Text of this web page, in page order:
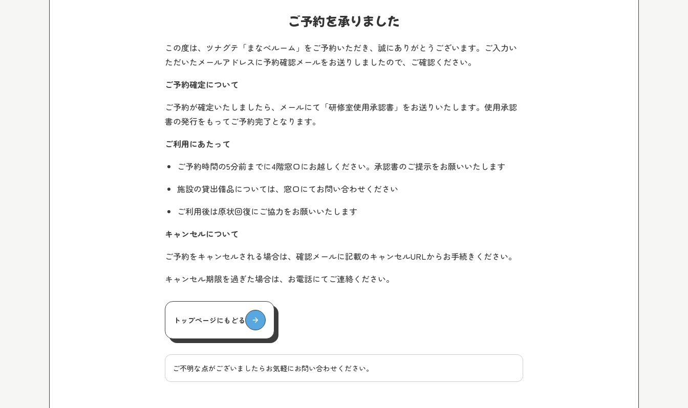
ご予約を承りました
この度は、ツナグテ「まなべルーム」をご予約いただき、誠にありがとうございます。ご入力い
ただいたメールアドレスに予約確認メールをお送りしましたので、ご確認ください。
ご予約確定について
ご予約が確定いたしましたら、メールにて「研修室使用承認書」をお送りいたします。使用承認
書の発行をもってご予約完了となります。
ご利用にあたって
ご予約時間の5分前までに4階窓口にお越しください。承認書のご提示をお願いいたします
施設の貸出備品については、窓口にてお問い合わせください
ご利用後は原状回復にご協力をお願いいたします
キャンセルについて
ご予約をキャンセルされる場合は、確認メールに記載のキャンセルURLからお手続きください。
キャンセル期限を過ぎた場合は、お電話にてご連絡ください。
トップページにもどる
ご不明な点がございましたらお気軽にお問い合わせください。